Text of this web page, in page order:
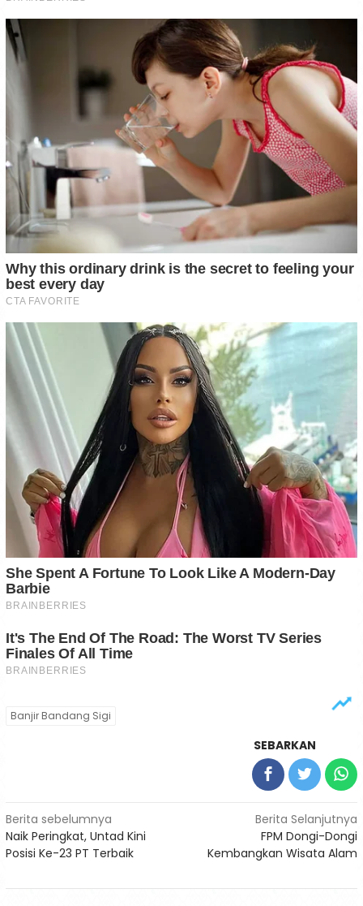
Banjir Bandang Sigi
SEBARKAN
Navigasi
pos
Berita sebelumnya
Naik Peringkat, Untad Kini
Posisi Ke-23 PT Terbaik
Berita Selanjutnya
FPM Dongi-Dongi
Kembangkan Wisata Alam